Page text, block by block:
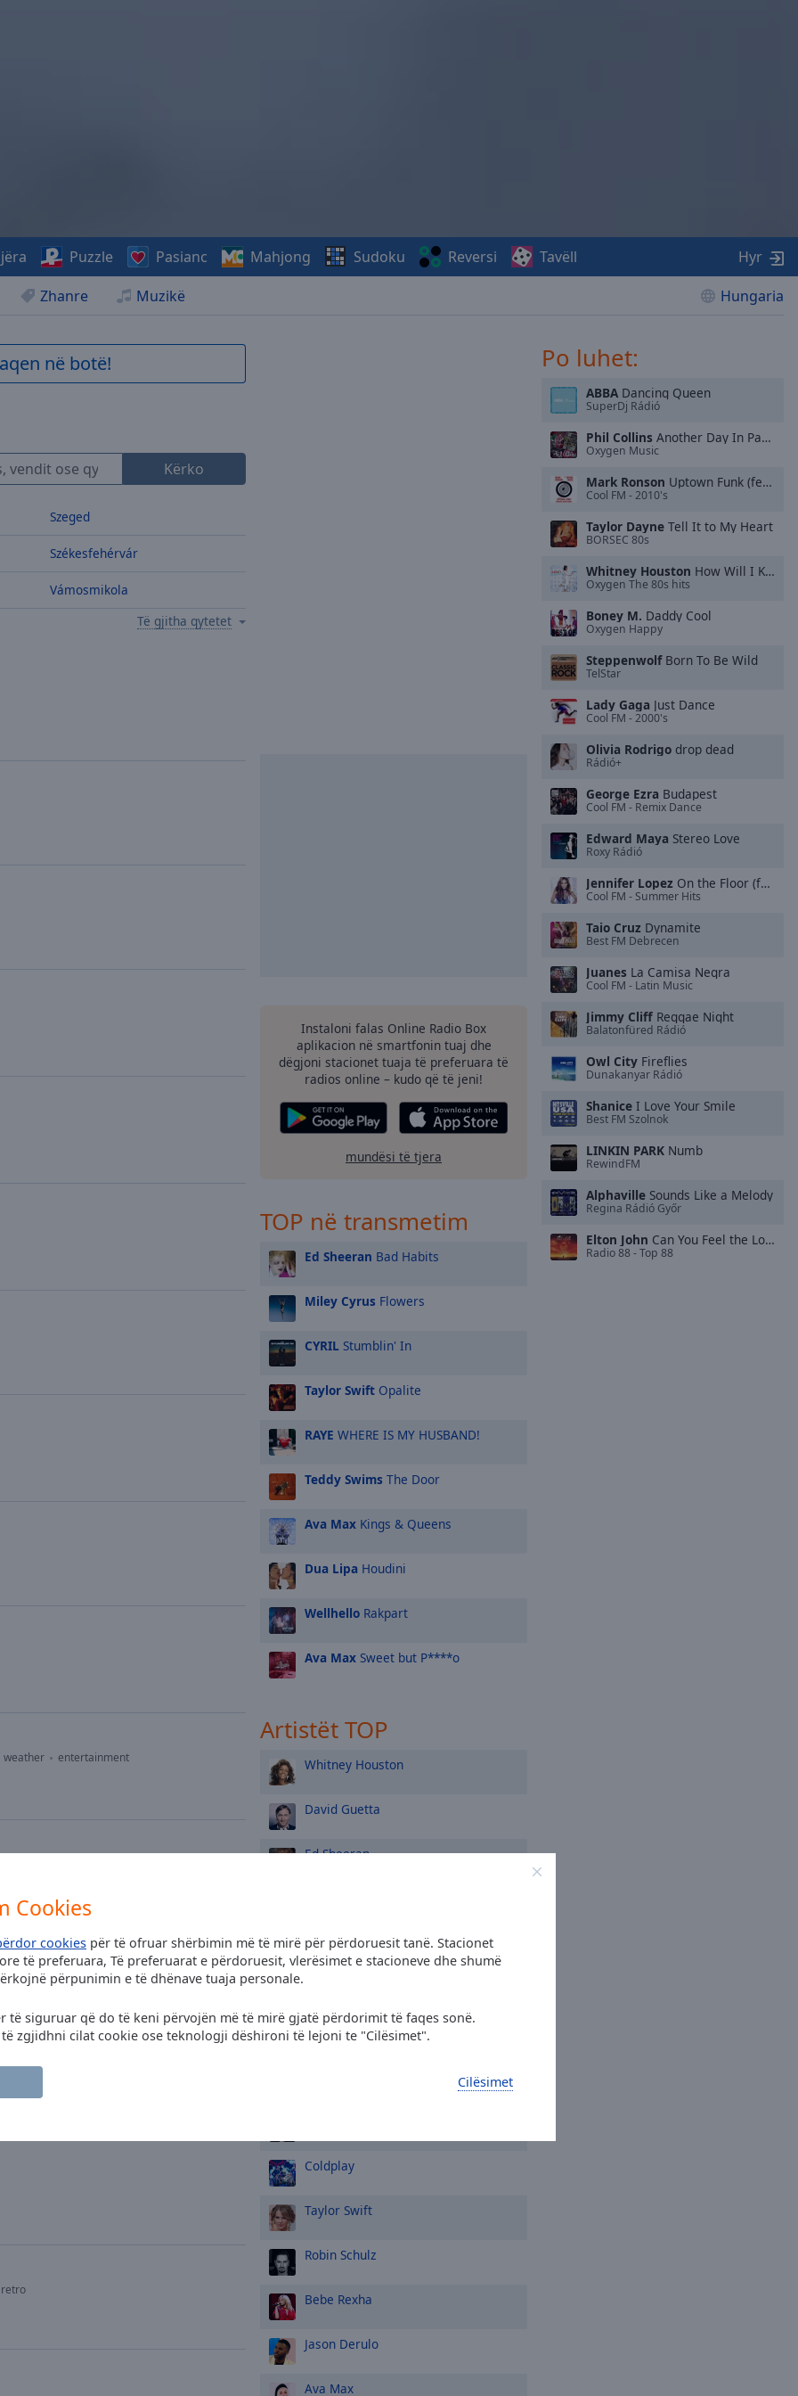
Cookies
cookies për të ofruar shërbimin më të mirë për përdoruesit tanë. Stacionet
të preferuara, Të preferuarat e përdoruesit, vlerësimet e stacioneve dhe shumë
përpunimin e të dhënave tuaja personale.
të siguruar që do të keni përvojën më të mirë gjatë përdorimit të faqes sonë.
zgjidhni cilat cookie ose teknologji dëshironi të lejoni te "Cilësimet".
Cilësimet
Zhanre Muzikë Hungaria
Puzzle Pasianc Mahjong Sudoku Reversi Tavëll Hyr
në botë!
Kërko
Szeged
Székesfehérvár
Vámosmikola
Të gjitha qytetet
weather
entertainment
Know
retro
Instaloni falas Online Radio Box
aplikacion në smartfonin tuaj dhe
dëgjoni stacionet tuaja të preferuara të
radios online – kudo që të jeni!
mundësi të tjera
TOP në transmetim
Ed Sheeran Bad Habits
Miley Cyrus Flowers
CYRIL Stumblin' In
Taylor Swift Opalite
RAYE WHERE IS MY HUSBAND!
Teddy Swims The Door
Ava Max Kings & Queens
Dua Lipa Houdini
Wellhello Rakpart
Ava Max Sweet but P****o
Artistët TOP
Whitney Houston
David Guetta
Ed Sheeran
Lady Gaga
Maroon 5
Coldplay
Taylor Swift
Robin Schulz
Bebe Rexha
Jason Derulo
Ava Max
Po luhet:
ABBA Dancing Queen
SuperDj Rádió
Phil Collins Another Day In Paradise (2016 Remastered)
Oxygen Music
Mark Ronson Uptown Funk (feat. Bruno M**s)
Cool FM - 2010's
Taylor Dayne Tell It to My Heart
BORSEC 80s
Whitney Houston How Will I Know
Oxygen The 80s hits
Boney M. Daddy Cool
Oxygen Happy
SteppenwolfBorn To Be Wild
TelStar
Lady Gaga Just Dance
Cool FM - 2000's
Olivia Rodrigo drop dead
Rádió+
George Ezra Budapest
Cool FM - Remix Dance
Edward Maya Stereo Love
Roxy Rádió
Jennifer Lopez On the Floor (feat. Pitbull)
Cool FM - Summer Hits
Taio Cruz Dynamite
Best FM Debrecen
Juanes La Camisa Negra
Cool FM - Latin Music
Jimmy Cliff Reggae Night
Balatonfüred Rádió
Owl City Fireflies
Dunakanyar Rádió
Shanice I Love Your Smile
Best FM Szolnok
LINKIN PARK Numb
RewindFM
Alphaville Sounds Like a Melody
Regina Rádió Győr
Elton John Can You Feel the Love Tonight
Radio 88 - Top 88